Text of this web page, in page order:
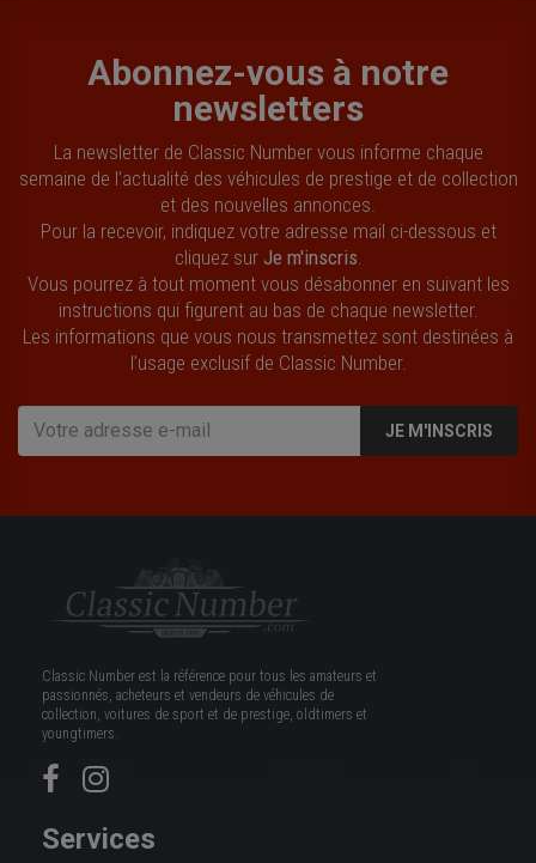
Abonnez-vous à notre
newsletters
La newsletter de Classic Number vous informe chaque
semaine de l’actualité des véhicules de prestige et de collection
et des nouvelles annonces.
Pour la recevoir, indiquez votre adresse mail ci-dessous et
cliquez sur Je m'inscris.
Vous pourrez à tout moment vous désabonner en suivant les
instructions qui figurent au bas de chaque newsletter.
Les informations que vous nous transmettez sont destinées à
l’usage exclusif de Classic Number.
JE M'INSCRIS
Classic Number est la référence pour tous les amateurs et
passionnés, acheteurs et vendeurs de véhicules de
collection, voitures de sport et de prestige, oldtimers et
youngtimers.
Services